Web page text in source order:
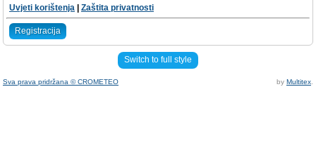
Uvjeti korištenja
Zaštita privatnosti
Registracija
Switch to full style
Sva prava pridržana © CROMETEO by Multitex